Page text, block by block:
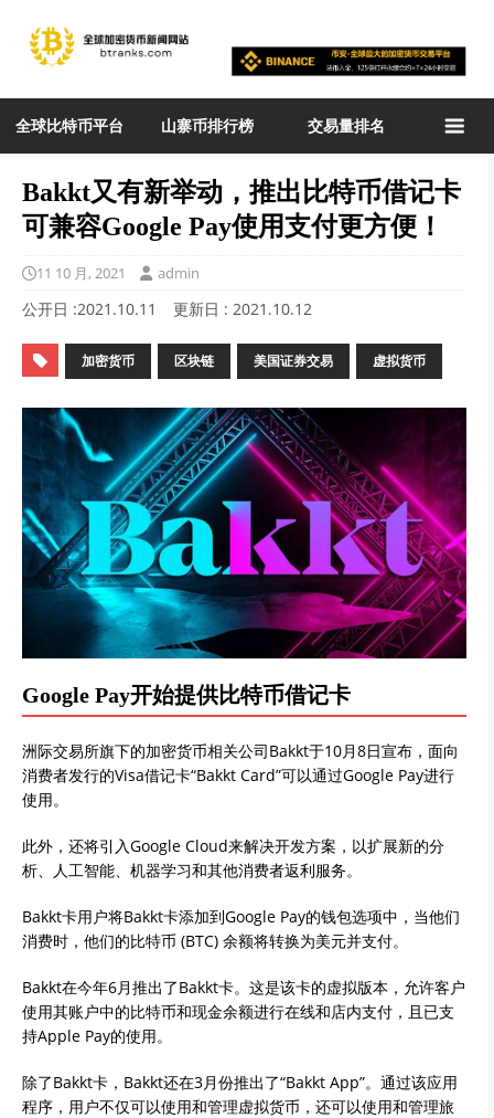
全球比特币平台 山寨币排行榜 交易量排名
Bakkt又有新举动，推出比特币借记卡
可兼容Google Pay使用支付更方便！
11 10 月, 2021 admin
公开日 :2021.10.11 更新日 : 2021.10.12
加密货币 区块链 美国证券交易 虚拟货币
Google Pay开始提供比特币借记卡
洲际交易所旗下的加密货币相关公司Bakkt于10月8日宣布，面向
消费者发行的Visa借记卡“Bakkt Card”可以通过Google Pay进行
使用。
此外，还将引入Google Cloud来解决开发方案，以扩展新的分
析、人工智能、机器学习和其他消费者返利服务。
Bakkt卡用户将Bakkt卡添加到Google Pay的钱包选项中，当他们
消费时，他们的比特币 (BTC) 余额将转换为美元并支付。
Bakkt在今年6月推出了Bakkt卡。这是该卡的虚拟版本，允许客户
使用其账户中的比特币和现金余额进行在线和店内支付，且已支
持Apple Pay的使用。
除了Bakkt卡，Bakkt还在3月份推出了“Bakkt App”。通过该应用
程序，用户不仅可以使用和管理虚拟货币，还可以使用和管理旅